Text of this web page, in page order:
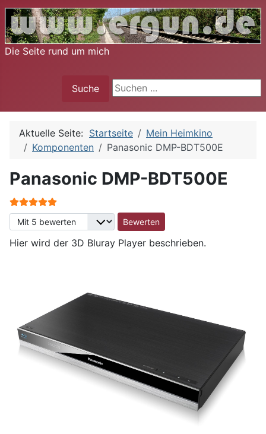
Die Seite rund um mich
Suche
Suche
Aktuelle Seite: Startseite
Mein Heimkino
Komponenten
Panasonic DMP-BDT500E
Panasonic DMP-BDT500E
Bewertung:
Bitte bewerten
Hier wird der 3D Bluray Player beschrieben.